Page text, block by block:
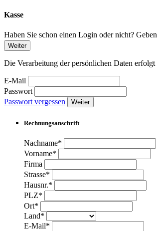
Kasse
Haben Sie schon einen Login oder nicht?
Weiter
Die Verarbeitung der persönlichen Daten
E-Mail
Passwort
Passwort vergessen
Weiter
Rechnungsanschrift
Nachname*
Vorname*
Firma
Strasse*
Hausnr.*
PLZ*
Ort*
Land*
E-Mail*